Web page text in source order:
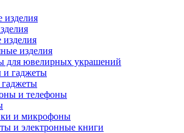
изделия
изделия
для ювелирных украшений
и телефоны
и микрофоны
и электронные книги